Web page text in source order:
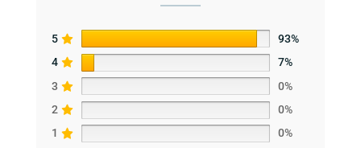
5
93%
4
7%
3
0%
2
0%
1
0%